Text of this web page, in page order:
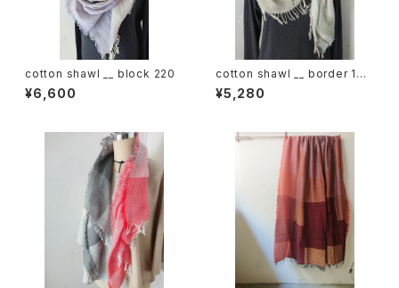
cotton shawl __ block 220
¥6,600
cotton shawl __ border 160
春霖w
¥5,280